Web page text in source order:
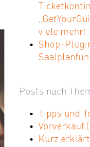
viele mehr!
Shop-
Posts nach
Tipps und
Vorverkauf
Kurz erklärt